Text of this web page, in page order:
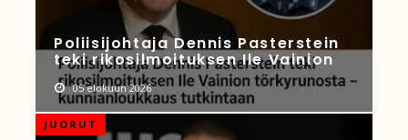
Poliisijohtaja Dennis Pasterstein
teki rikosilmoituksen Ile Vainion
05 elokuun 2026
JUORUT